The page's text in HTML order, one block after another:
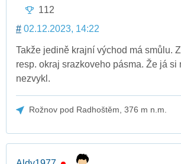
112
# 02.12.2023, 14:22
Takže jedině krajní východ má smůlu.
resp. okraj srazkoveho pásma. Že já si
nezvykl.
Rožnov pod Radhoštěm, 376 m n.m.